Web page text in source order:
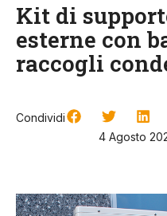
Kit di
esterne con
raccogli
Condividi
4 Agosto